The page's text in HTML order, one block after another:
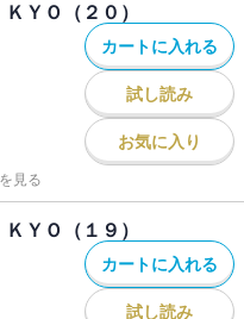
ＹＯ（２０）
カートに入れる
試し読み
お気に入り
見る
ＹＯ（１９）
カートに入れる
試し読み